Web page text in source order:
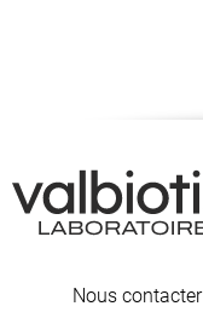
Nous contacter